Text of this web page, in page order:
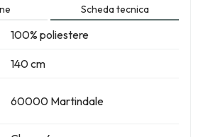
Scheda tecnica
100% poliestere
140 cm
60000 Martindale